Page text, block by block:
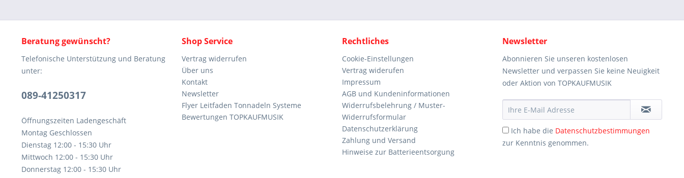
Beratung gewünscht?
Telefonische Unterstützung und Beratung
unter:
089-41250317
Öffnungszeiten Ladengeschäft
Montag Geschlossen
Dienstag 12:00 - 15:30 Uhr
Mittwoch 12:00 - 15:30 Uhr
Donnerstag 12:00 - 15:30 Uhr
Shop Service
Vertrag widerrufen
Über uns
Kontakt
Newsletter
Flyer Leitfaden Tonnadeln Systeme
Bewertungen TOPKAUFMUSIK
Rechtliches
Cookie-Einstellungen
Vertrag widerufen
Impressum
AGB und Kundeninformationen
Widerrufsbelehrung / Muster-
Widerrufsformular
Datenschutzerklärung
Zahlung und Versand
Hinweise zur Batterieentsorgung
Newsletter
Abonnieren Sie unseren kostenlosen
Newsletter und verpassen Sie keine Neuigkeit
oder Aktion von TOPKAUFMUSIK
Ich habe die Datenschutzbestimmungen
zur Kenntnis genommen.